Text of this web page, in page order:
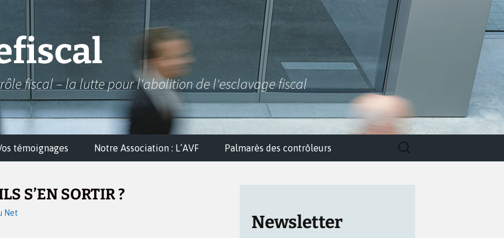
fiscal – la lutte pour l'abolition de l'esclavage fiscal
témoignages Notre Association : L’AVF Palmarès des contrôleurs
Rechercher :
S’EN SORTIR ?
Net Newsletter